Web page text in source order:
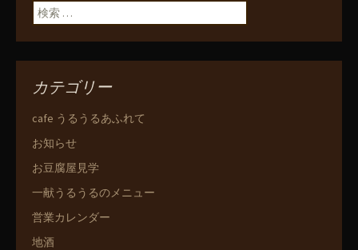
検索:
カテゴリー
cafe うるうるあふれて
お知らせ
お豆腐屋見学
一献うるうるのメニュー
営業カレンダー
地酒